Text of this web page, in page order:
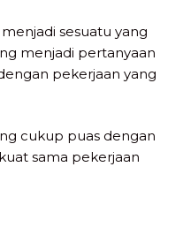
sesuatu yang
menjadi pertanyaan
pekerjaan yang
cukup puas dengan
sama pekerjaan